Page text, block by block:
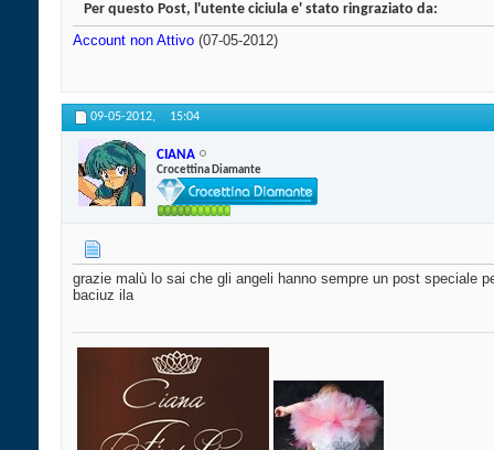
Per questo Post, l'utente ciciula e' stato ringraziato da:
Account non Attivo (07-05-2012)
09-05-2012, 15:04
CIANA
Crocettina Diamante
grazie malù lo sai che gli angeli hanno sempre un post speciale
baciuz ila